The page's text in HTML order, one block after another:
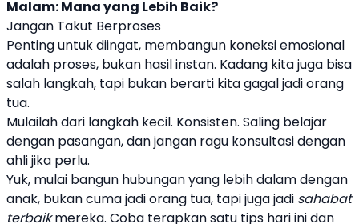
Malam: Mana yang Lebih Baik?
Jangan Takut Berproses
Penting untuk diingat, membangun koneksi emosional
adalah proses, bukan hasil instan. Kadang kita juga bisa
salah langkah, tapi bukan berarti kita gagal jadi orang
tua.
Mulailah dari langkah kecil. Konsisten. Saling belajar
dengan pasangan, dan jangan ragu konsultasi dengan
ahli jika perlu.
Yuk, mulai bangun hubungan yang lebih dalam dengan
anak, bukan cuma jadi orang tua, tapi juga jadi sahabat
terbaikmereka. Coba terapkan satu tips hari ini dan